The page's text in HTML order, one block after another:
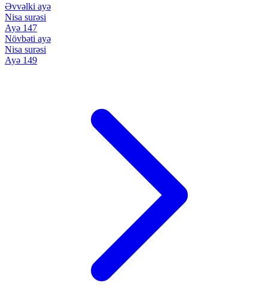
Əvvəlki ayə
Nisa surəsi
Ayə 147
Növbəti ayə
Nisa surəsi
Ayə 149